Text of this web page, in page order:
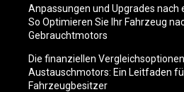
Anpassungen und Upgrades nach
So Optimieren Sie Ihr Fahrzeug
Gebrauchtmotors
Die finanziellen
Austauschmotors: Ein Leitfaden
Fahrzeugbesitzer